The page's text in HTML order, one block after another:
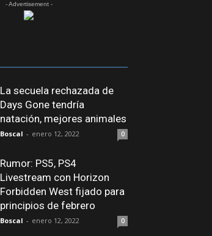
- Advertisement -
La secuela rechazada de
Days Gone tendría
natación, mejores animales
Boscal - enero 12, 2022 0
Rumor: PS5, PS4
Livestream con Horizon
Forbidden West fijado para
principios de febrero
Boscal - enero 12, 2022 0